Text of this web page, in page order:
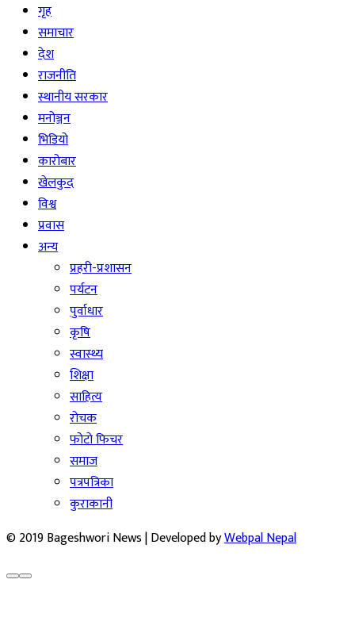
गृह
समाचार
देश
राजनीति
स्थानीय सरकार
मनोञ्जन
भिडियो
कारोबार
खेलकुद
विश्व
प्रवास
अन्य
प्रहरी-प्रशासन
पर्यटन
पुर्वाधार
कृषि
स्वास्थ्य
शिक्षा
साहित्य
रोचक
फोटो फिचर
समाज
पत्रपत्रिका
कुराकानी
© 2019 Bageshwori News | Developed byWebpal Nepal